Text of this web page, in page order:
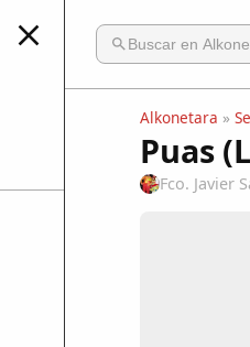
Alkonetara »
Puas
Fco. Javier